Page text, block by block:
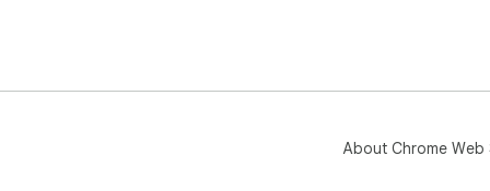
About Chrome Web